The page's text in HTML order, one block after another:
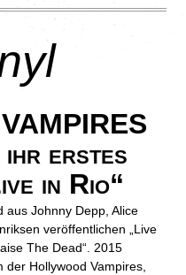
erstes
in Rio“
aus Johnny Depp, Alice
veröffentlichen „Live
The Dead“. 2015
der Hollywood Vampires,